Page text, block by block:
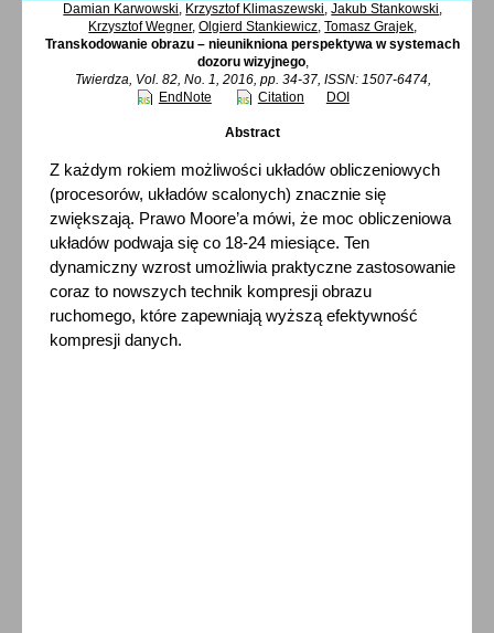
Damian Karwowski, Krzysztof Klimaszewski,Jakub Stankowski,
Krzysztof Wegner,Olgierd Stankiewicz,Tomasz Grajek,
Transkodowanie obrazu – nieunikniona perspektywa w systemach
dozoru wizyjnego,
Twierdza, Vol. 82, No. 1, 2016, pp. 34-37, ISSN: 1507-6474,
EndNote
Citation DOI
Abstract
Z każdym rokiem możliwości układów obliczeniowych
(procesorów, układów scalonych) znacznie się
zwiększają. Prawo Moore’a mówi, że moc obliczeniowa
układów podwaja się co 18-24 miesiące. Ten
dynamiczny wzrost umożliwia praktyczne zastosowanie
coraz to nowszych technik kompresji obrazu
ruchomego, które zapewniają wyższą efektywność
kompresji danych.